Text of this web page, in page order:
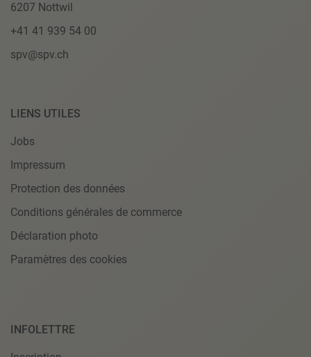
6207 Nottwil
+41 41 939 54 00
spv@spv.ch
LIENS UTILES
Jobs
Impressum
Protection des données
Conditions générales de commerce
Déclaration photo
Paramètres des cookies
INFOLETTRE